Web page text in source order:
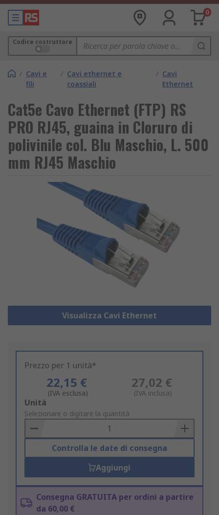
0
Codice costruttore
/ Cavi e
fili
/ Cavi ethernet e
coassiali
/ Cavi
Ethernet
Cat5e Cavo Ethernet (FTP) RS
PRO RJ45, guaina in Cloruro di
polivinile col. Blu Maschio, L. 500
mm RJ45 Maschio
Visualizza Cavi Ethernet
Prezzo per 1 unità*
22,15 €
(IVA esclusa)
27,02 €
(IVA inclusa)
Add
to
Basket
Unità
Selezionare o digitare la quantità
Controlla le date di consegna
Aggiungi
Consegna GRATUITA per ordini a partire
da 60,00 €